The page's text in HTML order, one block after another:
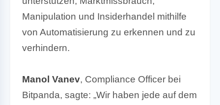
Manipulation und Insiderhandel mithilfe
von Automatisierung zu erkennen und zu
verhindern.
Manol Vanev, Compliance Officer bei
Bitpanda, sagte: „Wir haben jede auf dem